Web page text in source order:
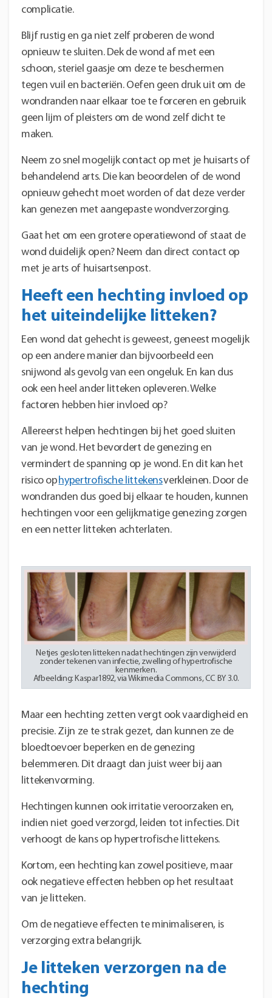
complicatie.
Blijf rustig en ga niet zelf proberen de wond
opnieuw te sluiten. Dek de wond af met een
schoon, steriel gaasje om deze te beschermen
tegen vuil en bacteriën. Oefen geen druk uit om de
wondranden naar elkaar toe te forceren en gebruik
geen lijm of pleisters om de wond zelf dicht te
maken.
Neem zo snel mogelijk contact op met je huisarts of
behandelend arts. Die kan beoordelen of de wond
opnieuw gehecht moet worden of dat deze verder
kan genezen met aangepaste wondverzorging.
Gaat het om een grotere operatiewond of staat de
wond duidelijk open? Neem dan direct contact op
met je arts of huisartsenpost.
Heeft een hechting invloed op
het uiteindelijke litteken?
Een wond dat gehecht is geweest, geneest mogelijk
op een andere manier dan bijvoorbeeld een
snijwond als gevolg van een ongeluk. En kan dus
ook een heel ander litteken opleveren. Welke
factoren hebben hier invloed op?
Allereerst helpen hechtingen bij het goed sluiten
van je wond. Het bevordert de genezing en
vermindert de spanning op je wond. En dit kan het
risico ophypertrofische littekensverkleinen. Door de
wondranden dus goed bij elkaar te houden, kunnen
hechtingen voor een gelijkmatige genezing zorgen
en een netter litteken achterlaten.
Netjes gesloten litteken nadat hechtingen zijn verwijderd
zonder tekenen van infectie, zwelling of hypertrofische
kenmerken.
Afbeelding: Kaspar1892, via Wikimedia Commons, CC BY 3.0.
Maar een hechting zetten vergt ook vaardigheid en
precisie. Zijn ze te strak gezet, dan kunnen ze de
bloedtoevoer beperken en de genezing
belemmeren. Dit draagt dan juist weer bij aan
littekenvorming.
Hechtingen kunnen ook irritatie veroorzaken en,
indien niet goed verzorgd, leiden tot infecties. Dit
verhoogt de kans op hypertrofische littekens.
Kortom, een hechting kan zowel positieve, maar
ook negatieve effecten hebben op het resultaat
van je litteken.
Om de negatieve effecten te minimaliseren, is
verzorging extra belangrijk.
Je litteken verzorgen na de
hechting